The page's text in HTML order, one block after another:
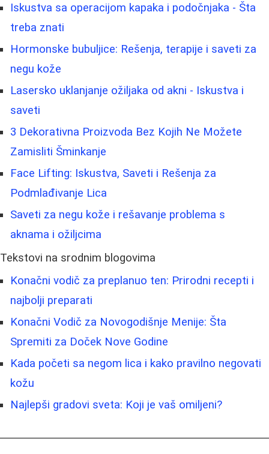
Iskustva sa operacijom kapaka i podočnjaka - Šta
treba znati
Hormonske bubuljice: Rešenja, terapije i saveti za
negu kože
Lasersko uklanjanje ožiljaka od akni - Iskustva i
saveti
3 Dekorativna Proizvoda Bez Kojih Ne Možete
Zamisliti Šminkanje
Face Lifting: Iskustva, Saveti i Rešenja za
Podmlađivanje Lica
Saveti za negu kože i rešavanje problema s
aknama i ožiljcima
Tekstovi na srodnim blogovima
Konačni vodič za preplanuo ten: Prirodni recepti i
najbolji preparati
Konačni Vodič za Novogodišnje Menije: Šta
Spremiti za Doček Nove Godine
Kada početi sa negom lica i kako pravilno negovati
kožu
Najlepši gradovi sveta: Koji je vaš omiljeni?